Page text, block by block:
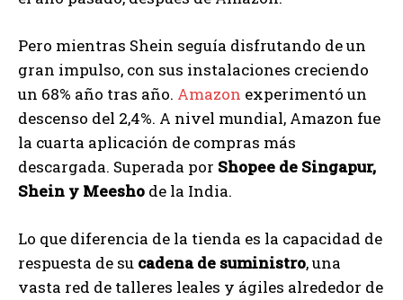
Pero mientras Shein seguía disfrutando de un
gran impulso, con sus instalaciones creciendo
un 68% año tras año. Amazon experimentó un
descenso del 2,4%. A nivel mundial, Amazon fue
la cuarta aplicación de compras más
descargada. Superada por Shopee de Singapur,
Shein y Meesho de la India.
Lo que diferencia de la tienda es la capacidad de
respuesta de su cadena de suministro, una
vasta red de talleres leales y ágiles alrededor de